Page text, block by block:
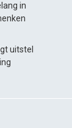
in
uitstel